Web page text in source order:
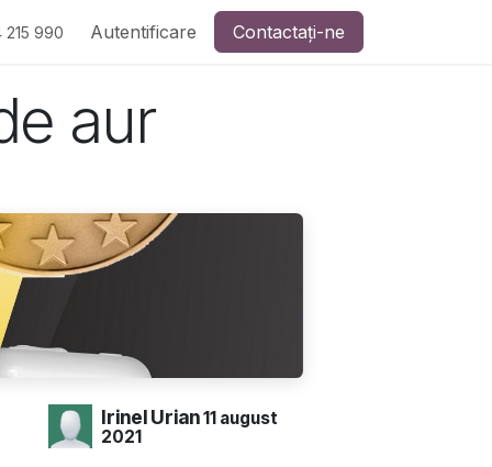
215 990 Autentificare Contactați-ne
aur
Irinel Urian11 august
2021